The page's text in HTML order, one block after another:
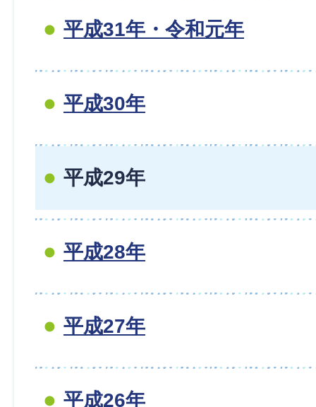
平成31年・令和元年
平成30年
平成29年
平成28年
平成27年
平成26年